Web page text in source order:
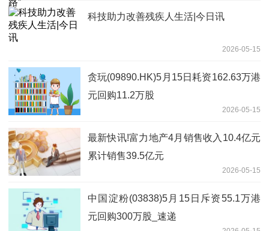
科技助力改善残疾人生活|今日讯
2026-05-15
贪玩(09890.HK)5月15日耗资162.63万港
元回购11.2万股
2026-05-15
最新快讯!富力地产4月销售收入10.4亿元
累计销售39.5亿元
2026-05-15
中国淀粉(03838)5月15日斥资55.1万港
元回购300万股_速递